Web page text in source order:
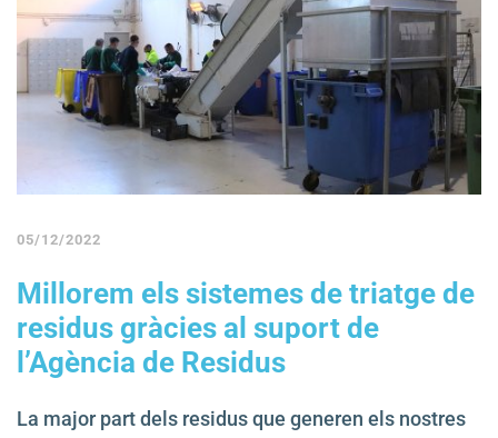
05/12/2022
Millorem els sistemes de triatge de
residus gràcies al suport de
l’Agència de Residus
La major part dels residus que generen els nostres